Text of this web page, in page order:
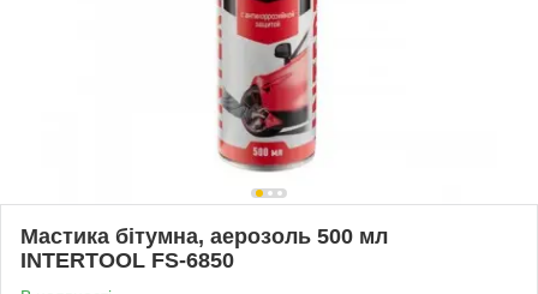
Мастика бітумна, аерозоль 500 мл
INTERTOOL FS-6850